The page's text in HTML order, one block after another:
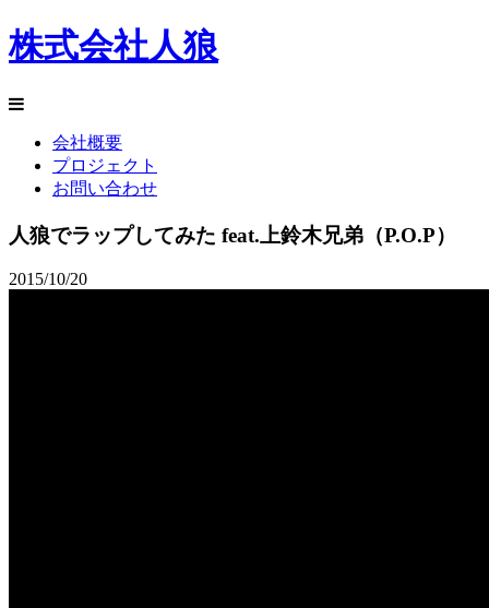
株式会社人狼
会社概要
プロジェクト
お問い合わせ
人狼でラップしてみた feat.上鈴木兄弟（P.O.P）
2015/10/20